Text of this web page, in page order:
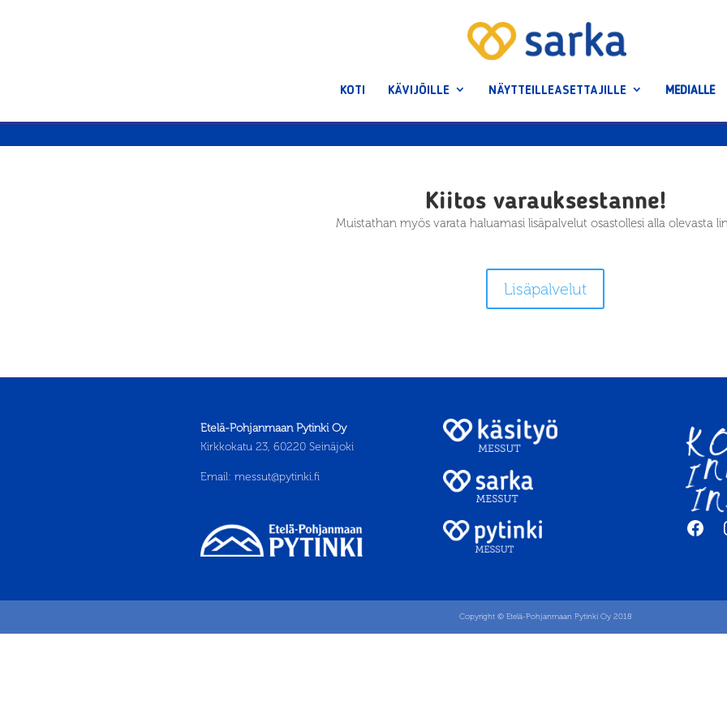
KOTI KÄVIJÖILLE NÄYTTEILLEASETTAJILLE MEDIALLE
Kiitos varauksestanne!
Muistathan myös varata haluamasi lisäpalvelut osastollesi alla olevasta
Lisäpalvelut
Etelä-Pohjanmaan Pytinki Oy
Kirkkokatu 23, 60220 Seinäjoki
Email: messut@pytinki.fi
Copyright © Etelä-Pohjanmaan Pytinki Oy 2018